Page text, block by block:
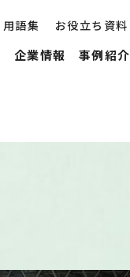
用語集 お役立ち資料
企業情報 事例紹介